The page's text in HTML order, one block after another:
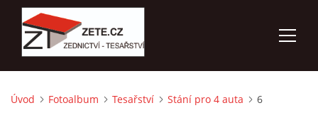
ÚVOD
Úvod Fotoalbum Tesařství Stání pro 4 auta 6